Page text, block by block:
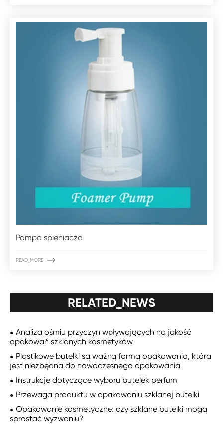
Pompa spieniacza
READ_MORE 
RELATED_NEWS
Analiza ośmiu przyczyn wpływających na jakość
opakowań szklanych kosmetyków
Plastikowe butelki są ważną formą opakowania, która
jest niezbędna do nowoczesnego opakowania
Instrukcje dotyczące wyboru butelek perfum
Przewaga produktu w opakowaniu szklanej butelki
Opakowanie kosmetyczne: czy szklane butelki mogą
sprostać wyzwaniu?